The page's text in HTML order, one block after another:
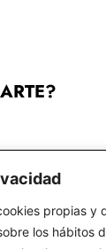
propias y
los hábitos